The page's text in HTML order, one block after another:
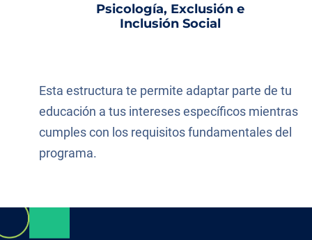
Psicología, Exclusión e
Inclusión Social
Esta estructura te permite adaptar parte de tu
educación a tus intereses específicos mientras
cumples con los requisitos fundamentales del
programa.